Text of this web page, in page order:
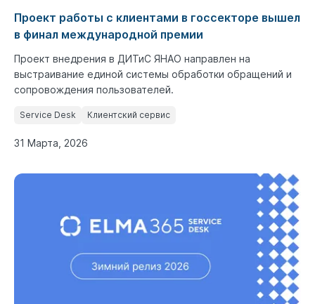
Проект работы с клиентами в госсекторе вышел
в финал международной премии
Проект внедрения в ДИТиС ЯНАО направлен на
выстраивание единой системы обработки обращений и
сопровождения пользователей.
Service Desk Клиентский сервис
31 Марта, 2026